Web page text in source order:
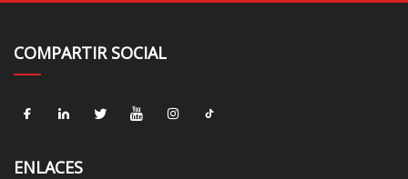
COMPARTIR SOCIAL
ENLACES